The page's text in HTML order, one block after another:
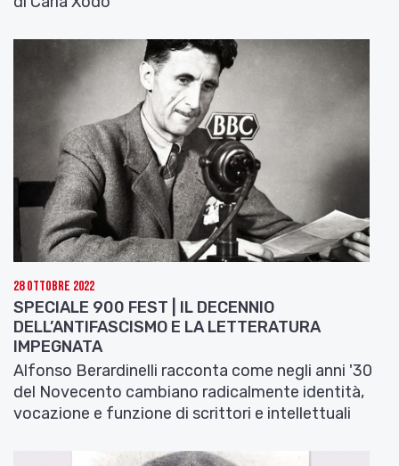
28 Ottobre 2022
SPECIALE 900 FEST | IL DECENNIO
DELL’ANTIFASCISMO E LA LETTERATURA
IMPEGNATA
Alfonso Berardinelli racconta come negli anni '30
del Novecento cambiano radicalmente identità,
vocazione e funzione di scrittori e intellettuali